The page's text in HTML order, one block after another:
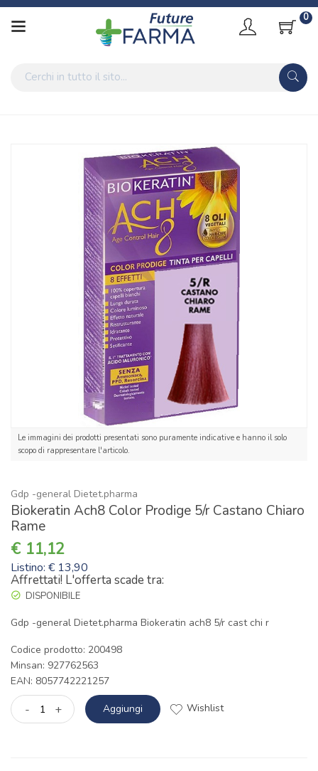
0
Biokeratin Ach8 Color Prodige 5/r Castano Chiaro Rame
Le immagini dei prodotti presentati sono puramente indicative e hanno il solo
scopo di rappresentare l'articolo.
Gdp -general Dietet.pharma
Biokeratin Ach8 Color Prodige 5/r Castano Chiaro
Rame
11,12
Listino: € 13,90
Affrettati! L'offerta scade tra:
DISPONIBILE
Gdp -general Dietet.pharma Biokeratin ach8 5/r cast chi r
Codice prodotto: 200498
Minsan: 927762563
EAN: 8057742221257
- + Aggiungi Wishlist